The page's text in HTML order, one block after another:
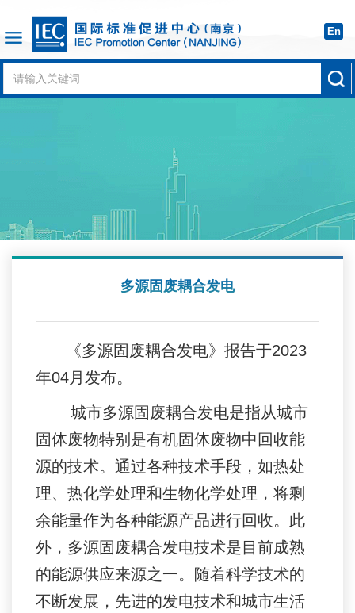
En
多源固废耦合发电
《多源固废耦合发电》报告于2023
年04月发布。
城市多源固废耦合发电是指从城市
固体废物特别是有机固体废物中回收能
源的技术。通过各种技术手段，如热处
理、热化学处理和生物化学处理，将剩
余能量作为各种能源产品进行回收。此
外，多源固废耦合发电技术是目前成熟
的能源供应来源之一。随着科学技术的
不断发展，先进的发电技术和城市生活